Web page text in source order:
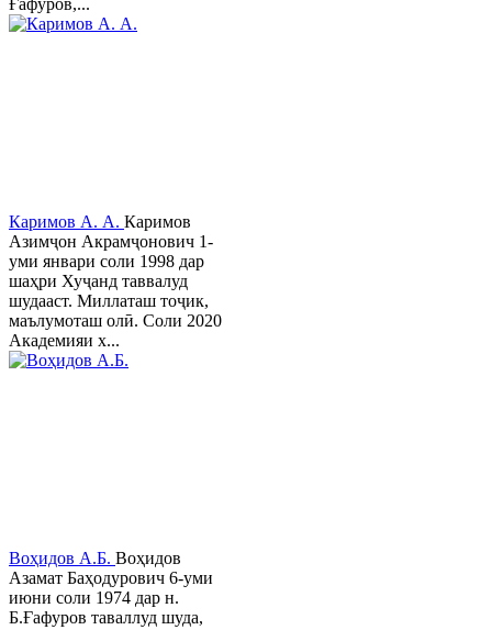
Каримов А. А. Каримов
Азимҷон Акрамҷонович 1-
уми январи соли 1998 дар
шаҳри Хуҷанд таввалуд
шудааст. Миллаташ тоҷик,
маълумоташ олӣ. Соли 2020
Академияи х...
Воҳидов А.Б. Воҳидов
Азамат Баҳодурович 6-уми
июни соли 1974 дар н.
Б.Ғафуров таваллуд шуда,